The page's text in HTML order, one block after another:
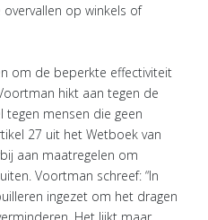
op winkels of
om de beperkte effectiviteit
hikt aan tegen de
tegen mensen die geen
27 uit het Wetboek van
aan maatregelen om
Voortman schreef: “In
ingezet om het dragen
Het lijkt maar